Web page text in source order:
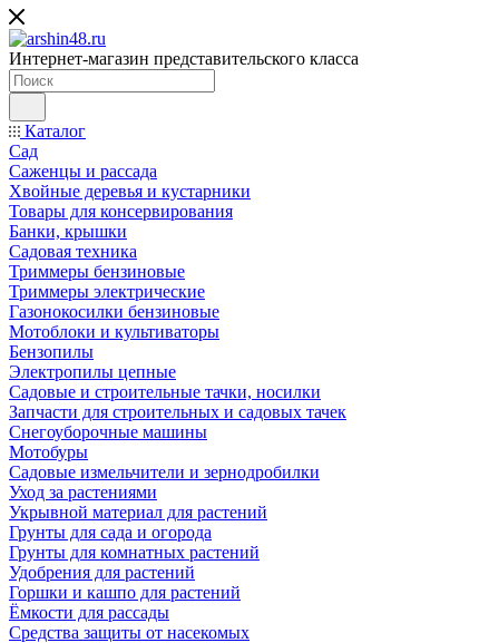
Интернет-магазин представительского класса
Каталог
Сад
Саженцы и рассада
Хвойные деревья и кустарники
Товары для консервирования
Банки, крышки
Садовая техника
Триммеры бензиновые
Триммеры электрические
Газонокосилки бензиновые
Мотоблоки и культиваторы
Бензопилы
Электропилы цепные
Садовые и строительные тачки, носилки
Запчасти для строительных и садовых тачек
Снегоуборочные машины
Мотобуры
Садовые измельчители и зернодробилки
Уход за растениями
Укрывной материал для растений
Грунты для сада и огорода
Грунты для комнатных растений
Удобрения для растений
Горшки и кашпо для растений
Ёмкости для рассады
Средства защиты от насекомых